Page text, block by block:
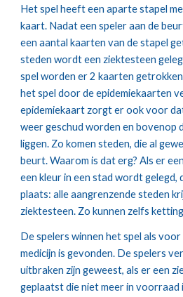
Het spel heeft een aparte stapel
kaart. Nadat een speler aan de
een aantal kaarten van de stapel
steden wordt een ziektesteen
spel worden er 2 kaarten
het spel door de epidemiekaarten
epidemiekaart zorgt er ook voor
weer geschud worden en bovenop
liggen. Zo komen steden, die al
beurt. Waarom is dat erg? Als er
een kleur in een stad wordt gelegd,
plaats: alle aangrenzende steden
ziektesteen. Zo kunnen zelfs
De spelers winnen het spel als
medicijn is gevonden. De spelers
uitbraken zijn geweest, als er een
geplaatst die niet meer in voorraad